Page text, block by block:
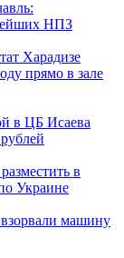
НПЗ
Харадизе
прямо в зале
в ЦБ Исаева
в
Украине
машину